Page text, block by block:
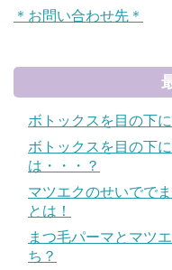
＊お問い合わせ先＊
ボトックスを目の下
ボトックスを目の下
は・・・？
マツエクのせいでで
とは！
まつ毛パーマとマツ
ち？